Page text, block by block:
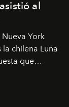
al
York
chilena Luna
que